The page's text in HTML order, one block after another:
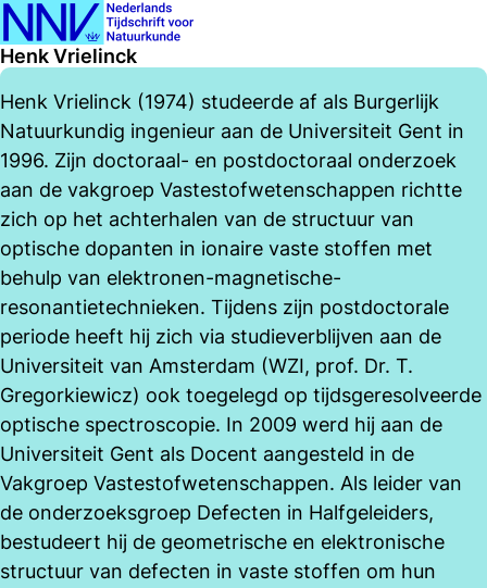
Henk Vrielinck
Henk Vrielinck (1974) studeerde af als Burgerlijk
Natuurkundig ingenieur aan de Universiteit Gent in
1996. Zijn doctoraal- en postdoctoraal onderzoek
aan de vakgroep Vastestofwetenschappen richtte
zich op het achterhalen van de structuur van
optische dopanten in ionaire vaste stoffen met
behulp van elektronen-magnetische-
resonantietechnieken. Tijdens zijn postdoctorale
periode heeft hij zich via studieverblijven aan de
Universiteit van Amsterdam (WZI, prof. Dr. T.
Gregorkiewicz) ook toegelegd op tijdsgeresolveerde
optische spectroscopie. In 2009 werd hij aan de
Universiteit Gent als Docent aangesteld in de
Vakgroep Vastestofwetenschappen. Als leider van
de onderzoeksgroep Defecten in Halfgeleiders,
bestudeert hij de geometrische en elektronische
structuur van defecten in vaste stoffen om hun